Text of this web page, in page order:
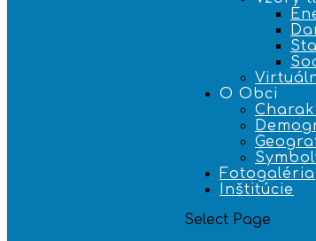
O Obci
Fotogaléria
Inštitúcie
Select Page